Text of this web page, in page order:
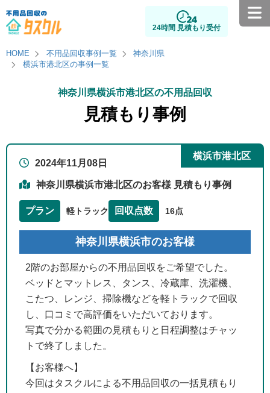
24時間 見積もり受付
HOME 不用品回収事例一覧
神奈川県
横浜市港北区の事例一覧
神奈川県横浜市港北区の不用品回収
見積もり事例
横浜市港北区
2024年11月08日
神奈川県横浜市港北区のお客様 見積もり事例
プラン 軽トラック 回収点数 16点
神奈川県横浜市のお客様
2階のお部屋からの不用品回収をご希望でした。
ベッドとマットレス、タンス、冷蔵庫、洗濯機、
こたつ、レンジ、掃除機などを軽トラックで回収
し、口コミで高評価をいただいております。
写真で分かる範囲の見積もりと日程調整はチャッ
トで終了しました。
【お客様へ】
今回はタスクルによる不用品回収の一括見積もり